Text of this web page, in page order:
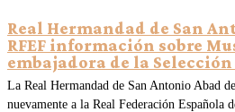
Real Hermandad de San
RFEF información sobre
embajadora de la
La Real Hermandad de San Antonio Abad
nuevamente a la Real Federación